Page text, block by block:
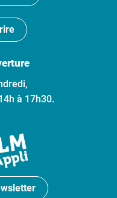
à 17h30.